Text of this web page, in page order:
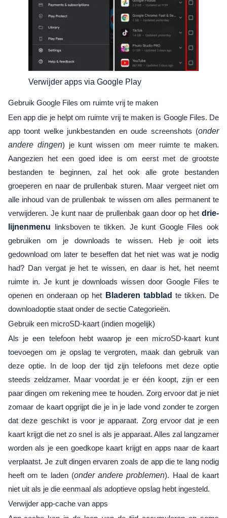
Verwijder apps via Google Play
Gebruik Google Files om ruimte vrij te maken
Een app die je helpt om ruimte vrij te maken is Google Files. De
app toont welke junkbestanden en oude screenshots (onder
andere dingen) je kunt wissen om meer ruimte te maken.
Aangezien het een goed idee is om eerst met de grootste
bestanden te beginnen, zal het ook alle grote bestanden
groeperen en naar de prullenbak sturen. Maar vergeet niet om
alle inhoud van de prullenbak te wissen om alles permanent te
verwijderen. Je kunt naar de prullenbak gaan door op het drie-
lijnenmenu linksboven te tikken. Je kunt Google Files ook
gebruiken om je downloads te wissen. Heb je ooit iets
gedownload om later te beseffen dat het niet was wat je nodig
had? Dan vergat je het te wissen, en daar is het, het neemt
ruimte in. Je kunt je downloads wissen door Google Files te
openen en onderaan op het Bladeren tabblad te tikken. De
downloadoptie staat onder de sectie Categorieën.
Gebruik een microSD-kaart (indien mogelijk)
Als je een telefoon hebt waarop je een microSD-kaart kunt
toevoegen om je opslag te vergroten, maak dan gebruik van
deze optie. In de loop der tijd zijn telefoons met deze optie
steeds zeldzamer. Maar voordat je er één koopt, zijn er een
paar dingen om rekening mee te houden. Zorg ervoor dat je niet
zomaar de kaart opgrijpt die je in je lade vond zonder te zorgen
dat deze geschikt is voor je apparaat. Zorg ervoor dat je een
kaart krijgt die net zo snel is als je apparaat. Alles zal langzamer
worden als je een goedkope kaart krijgt en apps naar de kaart
verplaatst. Je zult dingen ervaren zoals de app die te lang nodig
heeft om te laden (onder andere problemen). Haal de kaart
niet uit als je die eenmaal als adoptieve opslag hebt ingesteld.
Verwijder app-cache van apps